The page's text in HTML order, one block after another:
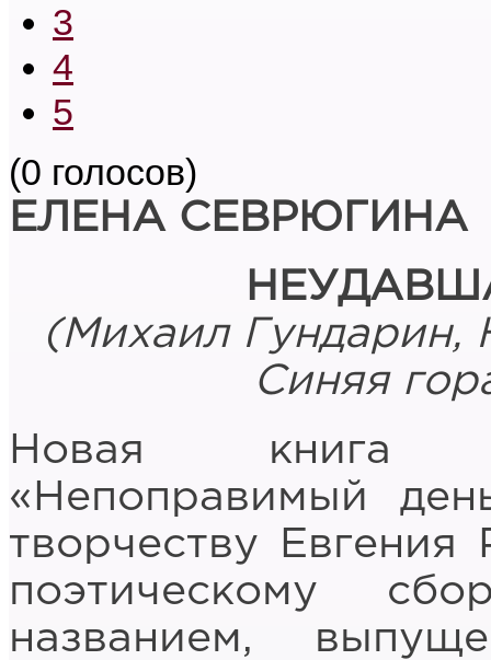
3
4
5
(0 голосов)
ЕЛЕНА СЕВРЮГИНА
(Михаил Гундарин,
Синяя
Новая книга
«Непоправимый
творчеству Евгения
поэтическому
названием,